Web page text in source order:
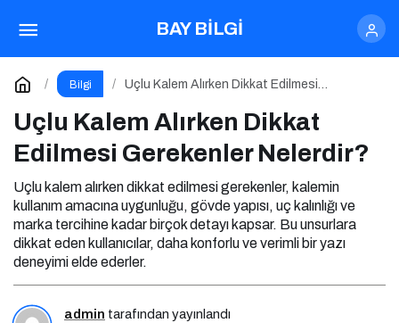
BAY BİLGİ
Bilgi
Uçlu Kalem Alırken Dikkat Edilmesi
Uçlu Kalem Alırken Dikkat
Edilmesi Gerekenler Nelerdir?
Uçlu kalem alırken dikkat edilmesi gerekenler, kalemin
kullanım amacına uygunluğu, gövde yapısı, uç kalınlığı ve
marka tercihine kadar birçok detayı kapsar. Bu unsurlara
dikkat eden kullanıcılar, daha konforlu ve verimli bir yazı
deneyimi elde ederler.
admin tarafından yayınlandı
Uçlu Kalem Alırken Dikkat Edilmesi Gerekenler
Nelerdir?
Yorum Yap